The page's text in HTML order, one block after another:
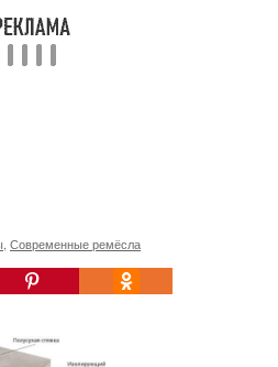
Современные ремёсла